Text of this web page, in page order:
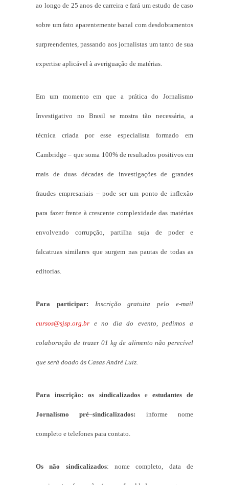
ao longo de 25 anos de carreira e fará um estudo de caso
sobre um fato aparentemente banal com desdobramentos
surpreendentes, passando aos jornalistas um tanto de sua
expertise aplicável à averiguação de matérias.
Em um momento em que a prática do Jornalismo
Investigativo no Brasil se mostra tão necessária, a
técnica criada por esse especialista formado em
Cambridge – que soma 100% de resultados positivos em
mais de duas décadas de investigações de grandes
fraudes empresariais – pode ser um ponto de inflexão
para fazer frente à crescente complexidade das matérias
envolvendo corrupção, partilha suja de poder e
falcatruas similares que surgem nas pautas de todas as
editorias.
Para participar: Inscrição gratuita pelo e-mail
cursos@sjsp.org.br e no dia do evento, pedimos a
colaboração de trazer 01 kg de alimento não perecível
que será doado às Casas André Luiz.
Para inscrição: os sindicalizados e estudantes de
Jornalismo pré–sindicalizados: informe nome
completo e telefones para contato.
Os não sindicalizados: nome completo, data de